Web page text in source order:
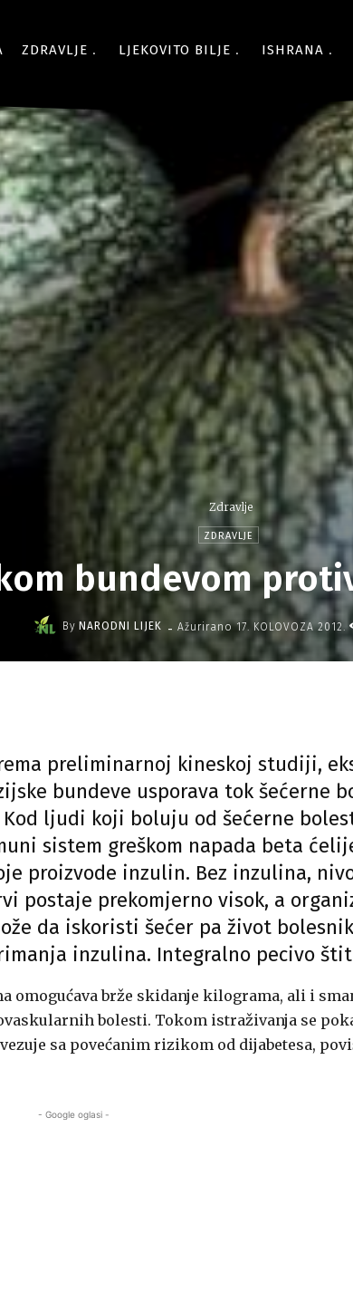
ZDRAVLJE LJEKOVITO BILJE ISHRANA
Zdravlje
ZDRAVLJE
bundevom
By NARODNI LIJEK - Ažurirano 17. KOLOVOZA 2012.
preliminarnoj kineskoj studiji,
bundeve usporava tok šećerne
Kod ljudi koji boluju od šećerne
sistem greškom napada beta
proizvode inzulin. Bez inzulina,
postaje prekomjerno visok, a
da iskoristi šećer pa život
inzulina. Integralno pecivo
omogućava brže skidanje kilograma, ali i
bolesti. Tokom istraživanja se
sa povećanim rizikom od dijabetesa,
- Google oglasi -